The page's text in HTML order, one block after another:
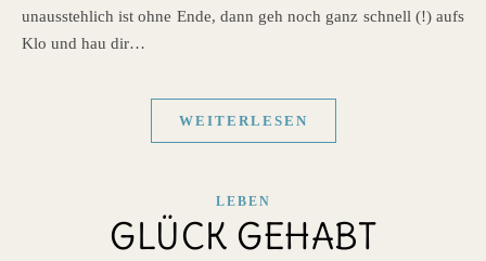
unausstehlich ist ohne Ende, dann geh noch ganz schnell (!) aufs
Klo und hau dir…
WEITERLESEN
LEBEN
GLÜCK GEHABT